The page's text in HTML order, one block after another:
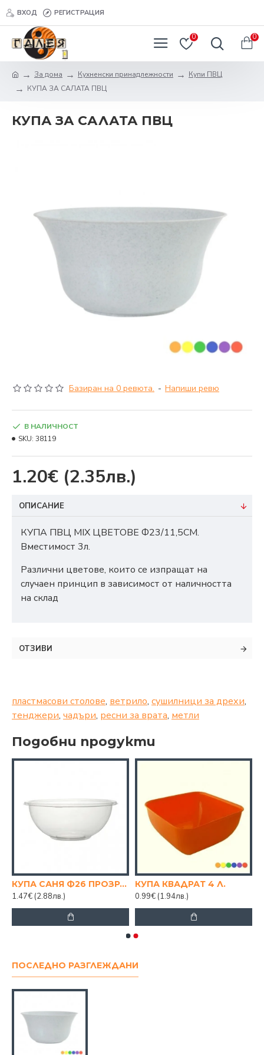
ВХОД РЕГИСТРАЦИЯ
0 0
За дома Кухненски принадлежности
Купи ПВЦ
КУПА ЗА САЛАТА ПВЦ
КУПА ЗА САЛАТА ПВЦ
Базиран на 0 ревюта. - Напиши ревю
1.20€ (2.35лв.)
В НАЛИЧНОСТ
SKU: 38119
ОПИСАНИЕ
КУПА ПВЦ MIX ЦВЕТОВЕ Ф23/11,5СМ.
Вместимост 3л.
Различни цветове, които се изпращат на
случаен принцип в зависимост от наличността
на склад
ОТЗИВИ
пластмасови столове, ветрило, сушилници за дрехи,
тенджери, чадъри, ресни за врата, метли
Подобни продукти
КУПА САНЯ Ф26 ПРОЗРАЧНА
1.47€ (2.88лв.)
КУПА КВАДРАТ 4 Л.
0.99€ (1.94лв.)
ПОСЛЕДНО РАЗГЛЕЖДАНИ